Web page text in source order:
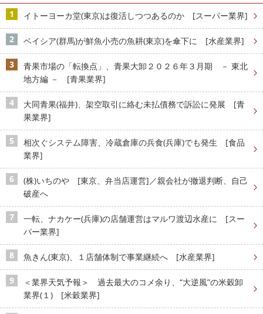
イトーヨーカ堂(東京)は復活しつつあるのか [スーパー業界]
ベイシア(群馬)が鮮魚小売の魚耕(東京)を傘下に [水産業界]
青果市場の「転換点」、青果大卸２０２６年３月期 － 東北
地方編 － [青果業界]
大同青果(福井)、架空取引に絡む未払債務で訴訟に発展 [青
果業界]
相次ぐシステム障害、冷蔵倉庫の兵食(兵庫)でも発生 [食品
業界]
(株)いちのや [東京、弁当店運営]／親会社が撤退判断、自己
破産へ
一転、ナカケー(兵庫)の店舗運営はマルワ渡辺水産に [スー
パー業界]
魚きん(東京)、１店舗体制で事業継続へ [水産業界]
＜業界天気予報＞ 過去最大のコメ余り、“大逆風”の米穀卸
業界(１) [米穀業界]